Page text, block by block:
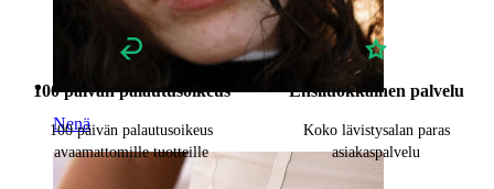
Nenä
100 päivän palautusoikeus
100 päivän palautusoikeus
avaamattomille tuotteille
Ensiluokkainen palvelu
Koko lävistysalan paras
asiakaspalvelu